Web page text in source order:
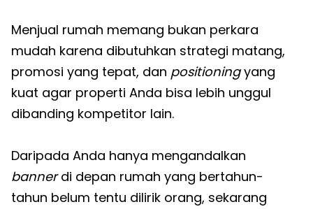
Menjual rumah memang bukan perkara
mudah karena dibutuhkan strategi matang,
promosi yang tepat, dan positioningyang
kuat agar properti Anda bisa lebih unggul
dibanding kompetitor lain.
Daripada Anda hanya mengandalkan
bannerdi depan rumah yang bertahun-
tahun belum tentu dilirik orang, sekarang